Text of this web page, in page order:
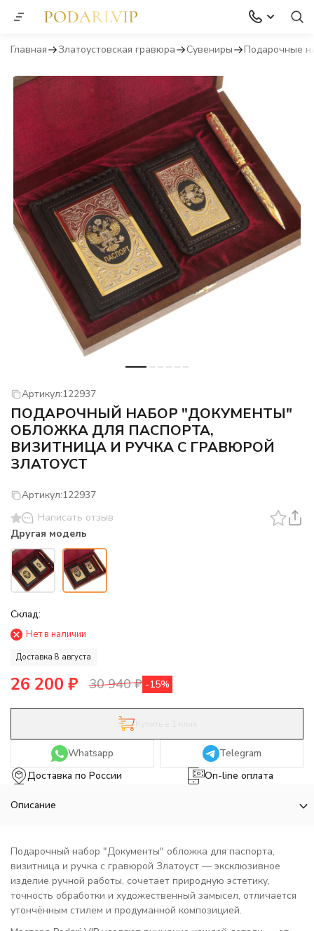
Главная Златоустовская гравюра Сувениры Подарочные
Артикул:122937
ПОДАРОЧНЫЙ НАБОР "ДОКУМЕНТЫ"
ОБЛОЖКА ДЛЯ ПАСПОРТА,
ВИЗИТНИЦА И РУЧКА С ГРАВЮРОЙ
ЗЛАТОУСТ
Артикул:122937
Написать отзыв
Другая модель
Склад:
Нет в наличии
Доставка 8 августа
26 200 ₽ 30 940₽ -15%
Whatsapp
Telegram
Доставка по России
On-line оплата
Описание
Подарочный набор "Документы" обложка для паспорта,
визитница и ручка с гравюрой Златоуст — эксклюзивное
изделие ручной работы, сочетает природную эстетику,
точность обработки и художественный замысел, отличается
утончённым стилем и продуманной композицией.